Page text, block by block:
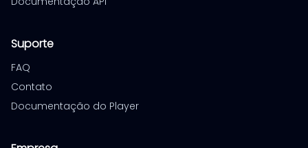
Suporte
FAQ
Contato
Documentação do Player